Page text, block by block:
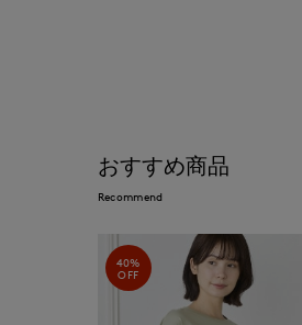
おすすめ商品
Recommend
40%
OFF